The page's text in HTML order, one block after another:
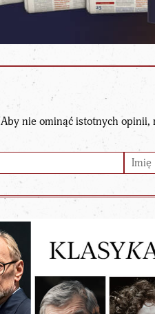
Aby nie ominąć istotnych opinii,